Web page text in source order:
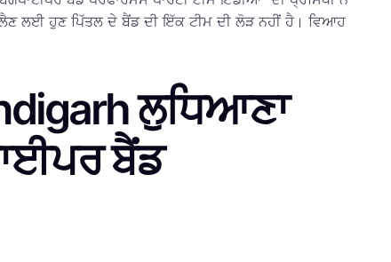
ਲਈ ਹੁਣ ਪਿੱਤਲ ਦੇ ਬੈਂਡ ਦੀ ਇੱਕ ਟੀਮ ਦੀ ਲੋੜ ਨਹੀਂ ਹੈ। ਵਿਆਹ
ਲੁਧਿਆਣਾ
ਬੈਂਡ